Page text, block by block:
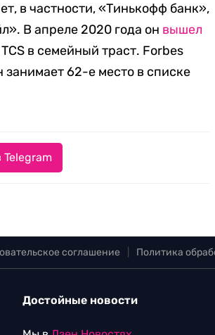
в частности, «Тинькофф банк»,
В апреле 2020 года он вышел
в семейный траст. Forbes
занимает 62-е место в списке
Telegram
соглашение Политика
Достойные новости